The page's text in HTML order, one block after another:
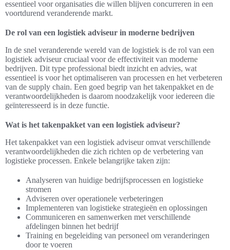
essentieel voor organisaties die willen blijven concurreren in een
voortdurend veranderende markt.
De rol van een logistiek adviseur in moderne bedrijven
In de snel veranderende wereld van de logistiek is de rol van een
logistiek adviseur cruciaal voor de effectiviteit van moderne
bedrijven. Dit type professional biedt inzicht en advies, wat
essentieel is voor het optimaliseren van processen en het verbeteren
van de supply chain. Een goed begrip van het takenpakket en de
verantwoordelijkheden is daarom noodzakelijk voor iedereen die
geïnteresseerd is in deze functie.
Wat is het takenpakket van een logistiek adviseur?
Het takenpakket van een logistiek adviseur omvat verschillende
verantwoordelijkheden die zich richten op de verbetering van
logistieke processen. Enkele belangrijke taken zijn:
Analyseren van huidige bedrijfsprocessen en logistieke
stromen
Adviseren over operationele verbeteringen
Implementeren van logistieke strategieën en oplossingen
Communiceren en samenwerken met verschillende
afdelingen binnen het bedrijf
Training en begeleiding van personeel om veranderingen
door te voeren